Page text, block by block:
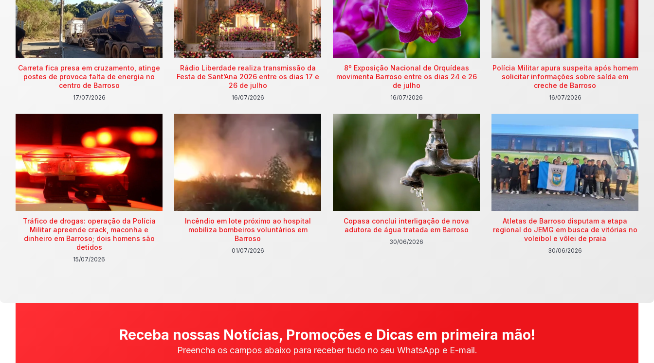
Carreta fica presa em cruzamento, atinge
postes de provoca falta de energia no
centro de Barroso
17/07/2026
Rádio Liberdade realiza transmissão da
Festa de Sant’Ana 2026 entre os dias 17 e
26 de julho
16/07/2026
8º Exposição Nacional de Orquídeas
movimenta Barroso entre os dias 24 e 26
de julho
16/07/2026
Polícia Militar apura suspeita após homem
solicitar informações sobre saída em
creche de Barroso
16/07/2026
Tráfico de drogas: operação da Polícia
Militar apreende crack, maconha e
dinheiro em Barroso; dois homens são
detidos
15/07/2026
Incêndio em lote próximo ao hospital
mobiliza bombeiros voluntários em
Barroso
01/07/2026
Copasa conclui interligação de nova
adutora de água tratada em Barroso
30/06/2026
Atletas de Barroso disputam a etapa
regional do JEMG em busca de vitórias no
voleibol e vôlei de praia
30/06/2026
Receba nossas Notícias, Promoções e Dicas em primeira mão!
Preencha os campos abaixo para receber tudo no seu WhatsApp e E-mail.